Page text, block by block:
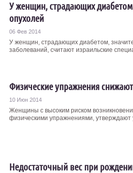
У женщин, страдающих
опухолей
06 Фев 2014
У женщин, страдающих диабетом,
заболеваний, считают израильские
Физические упражнения
10 Июн 2014
Женщины с высоким риском
физическими упражнениями, утверждают
Недостаточный вес при